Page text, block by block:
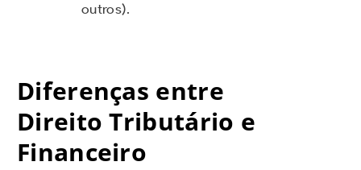
outros).
Diferenças entre
Direito Tributário e
Financeiro